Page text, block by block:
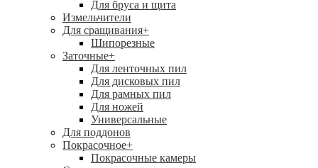
Для бруса и щита
Измельчители
Для сращивания+
Шипорезные
Заточные+
Для ленточных пил
Для дисковых пил
Для рамных пил
Для ножей
Универсальные
Для поддонов
Покрасочное+
Покрасочные камеры